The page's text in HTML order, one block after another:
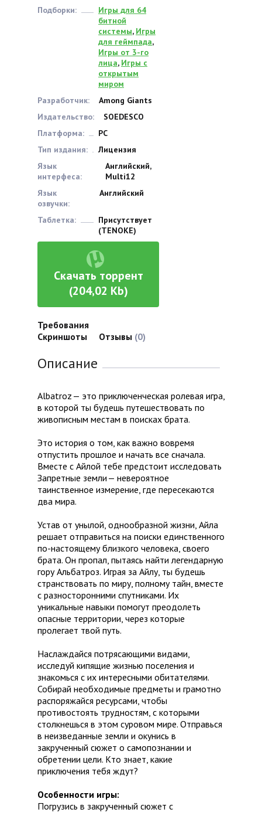
Подборки:
Игры для 64
битной
системы, Игры
для геймпада,
Игры от 3-го
лица, Игры с
открытым
миром
Разработчик:
Among Giants
Издательство:
SOEDESCO
Платформа:
PC
Тип издания:
Лицензия
Язык
интерфеса:
Английский,
Multi12
Язык
озвучки:
Английский
Таблетка:
Присутствует
(TENOKE)
Скачать торрент
(204,02 Kb)
Требования
Скриншоты
Отзывы (0)
Описание
Albatroz — это приключенческая ролевая игра,
в которой ты будешь путешествовать по
живописным местам в поисках брата.
Это история о том, как важно вовремя
отпустить прошлое и начать все сначала.
Вместе с Айлой тебе предстоит исследовать
Запретные земли — невероятное
таинственное измерение, где пересекаются
два мира.
Устав от унылой, однообразной жизни, Айла
решает отправиться на поиски единственного
по-настоящему близкого человека, своего
брата. Он пропал, пытаясь найти легендарную
гору Альбатроз. Играя за Айлу, ты будешь
странствовать по миру, полному тайн, вместе
с разносторонними спутниками. Их
уникальные навыки помогут преодолеть
опасные территории, через которые
пролегает твой путь.
Наслаждайся потрясающими видами,
исследуй кипящие жизнью поселения и
знакомься с их интересными обитателями.
Собирай необходимые предметы и грамотно
распоряжайся ресурсами, чтобы
противостоять трудностям, с которыми
столкнешься в этом суровом мире. Отправься
в неизведанные земли и окунись в
закрученный сюжет о самопознании и
обретении цели. Кто знает, какие
приключения тебя ждут?
Особенности игры:
Погрузись в закрученный сюжет с